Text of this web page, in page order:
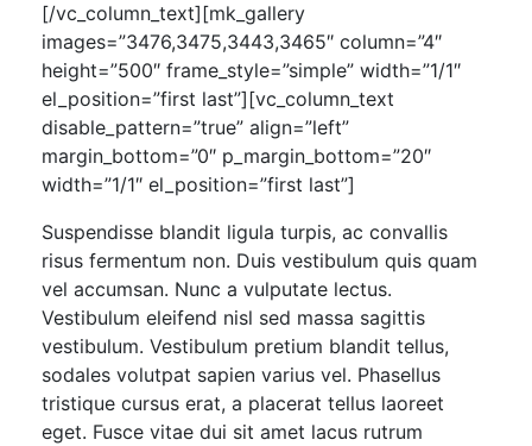
[/vc_column_text][mk_gallery
images=”3476,3475,3443,3465″ column=”4″
height=”500″ frame_style=”simple” width=”1/1″
el_position=”first last”][vc_column_text
disable_pattern=”true” align=”left”
margin_bottom=”0″ p_margin_bottom=”20″
width=”1/1″ el_position=”first last”]
Suspendisse blandit ligula turpis, ac convallis
risus fermentum non. Duis vestibulum quis quam
vel accumsan. Nunc a vulputate lectus.
Vestibulum eleifend nisl sed massa sagittis
vestibulum. Vestibulum pretium blandit tellus,
sodales volutpat sapien varius vel. Phasellus
tristique cursus erat, a placerat tellus laoreet
eget. Fusce vitae dui sit amet lacus rutrum